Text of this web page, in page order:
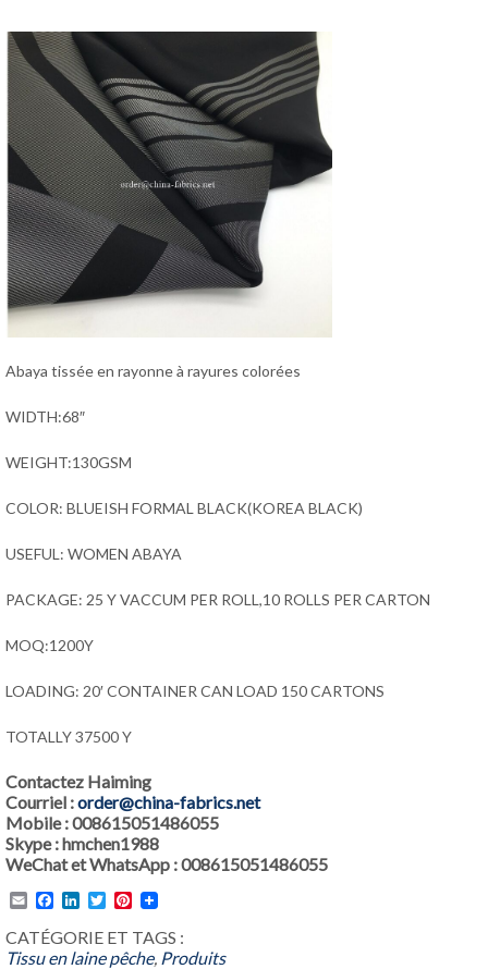
Abaya tissée en rayonne à rayures colorées
WIDTH:68″
WEIGHT:130GSM
COLOR: BLUEISH FORMAL BLACK(KOREA BLACK)
USEFUL: WOMEN ABAYA
PACKAGE: 25 Y VACCUM PER ROLL,10 ROLLS PER CARTON
MOQ:1200Y
LOADING: 20′ CONTAINER CAN LOAD 150 CARTONS
TOTALLY 37500 Y
Contactez Haiming
Courriel :order@china-fabrics.net
Mobile : 008615051486055
Skype : hmchen1988
WeChat et WhatsApp : 008615051486055
EmailFacebook
LinkedIn
TwitterPinterest
CATÉGORIE ET TAGS :
Tissu en laine pêche, Produits